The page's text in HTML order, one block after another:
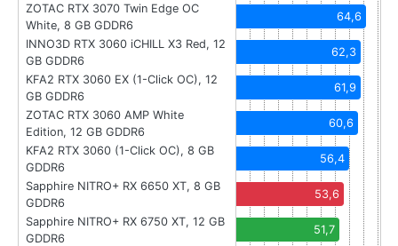
ZOTAC RTX 3070 Twin Edge OC
White, 8 GB GDDR6
64,6
INNO3D RTX 3060 iCHILL X3 Red, 12
GB GDDR6
62,3
KFA2 RTX 3060 EX (1-Click OC), 12
GB GDDR6
61,9
ZOTAC RTX 3060 AMP White
Edition, 12 GB GDDR6
60,6
KFA2 RTX 3060 (1-Click OC), 8 GB
GDDR6
56,4
Sapphire NITRO+ RX 6650 XT, 8 GB
GDDR6
53,6
Sapphire NITRO+ RX 6750 XT, 12 GB
GDDR6
51,7